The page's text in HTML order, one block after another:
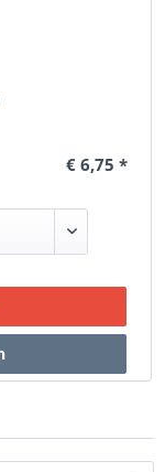
€ 6,75 *